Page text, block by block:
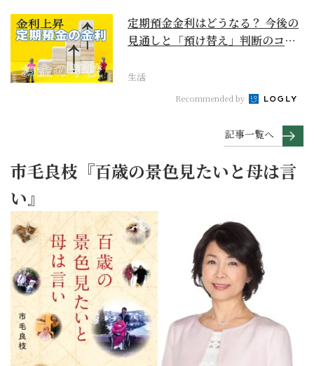
定期預金金利はどうなる？ 今後の
見通しと「預け替え」判断のコツ
生活
Recommended by
記事一覧へ
市毛良枝『百歳の景色見たいと母は言
い』